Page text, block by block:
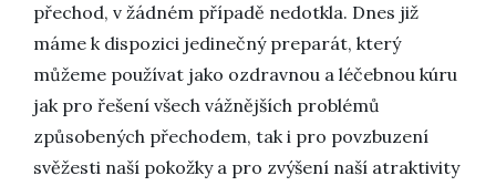
přechod, v žádném případě nedotkla. Dnes již
máme k dispozici jedinečný preparát, který
můžeme používat jako ozdravnou a léčebnou kúru
jak pro řešení všech vážnějších problémů
způsobených přechodem, tak i pro povzbuzení
svěžesti naší pokožky a pro zvýšení naší atraktivity